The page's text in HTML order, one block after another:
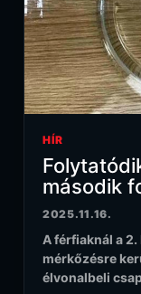
HÍR
második
2025.11.16.
A férfiaknál a
mérkőzésre
élvonalbeli